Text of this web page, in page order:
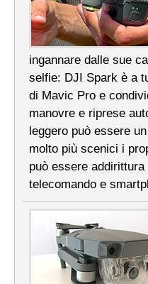
ingannare dalle sue
selfie: DJI Spark è a
di Mavic Pro e
manovre e riprese
leggero può essere
molto più scenici i
può essere
telecomando e